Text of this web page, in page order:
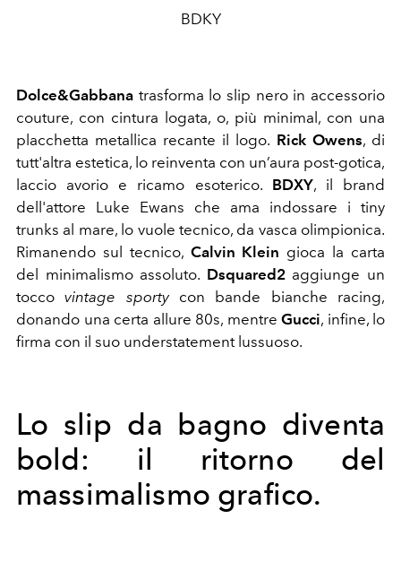
BDKY
Dolce&Gabbana trasforma lo slip nero in accessorio
couture, con cintura logata, o, più minimal, con una
placchetta metallica recante il logo. Rick Owens, di
tutt'altra estetica, lo reinventa con un’aura post-gotica,
laccio avorio e ricamo esoterico. BDXY, il brand
dell'attore Luke Ewans che ama indossare i tiny
trunks al mare, lo vuole tecnico, da vasca olimpionica.
Rimanendo sul tecnico, Calvin Klein gioca la carta
del minimalismo assoluto. Dsquared2aggiunge un
toccovintage sportycon bande bianche racing,
donando una certa allure 80s, mentre Gucci, infine, lo
firma con il suo understatement lussuoso.
Lo slip da bagno diventa
bold: il ritorno del
massimalismo grafico.